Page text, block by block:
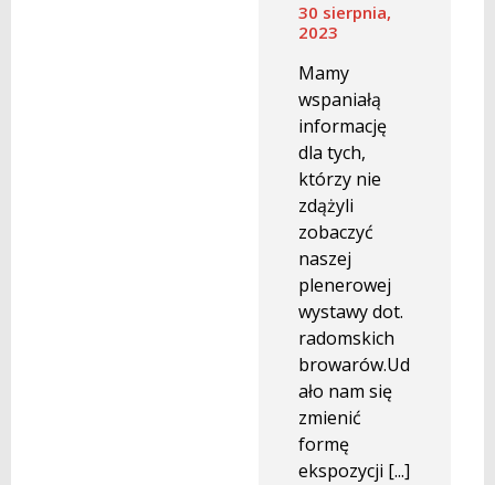
30 sierpnia,
2023
Mamy
wspaniałą
informację
dla tych,
którzy nie
zdążyli
zobaczyć
naszej
plenerowej
wystawy dot.
radomskich
browarów.Ud
ało nam się
zmienić
formę
ekspozycji [...]